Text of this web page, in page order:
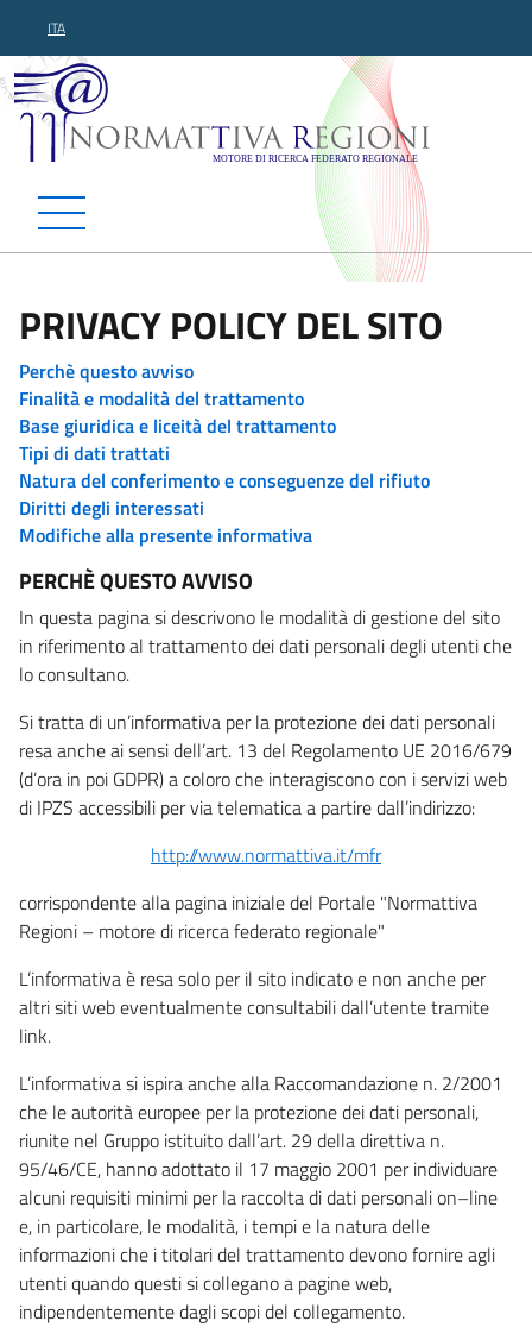
ITA
Normattiva Regioni -
PRIVACY POLICY DEL SITO
Perchè questo avviso
Finalità e modalità del trattamento
Base giuridica e liceità del trattamento
Tipi di dati trattati
Natura del conferimento e conseguenze del rifiuto
Diritti degli interessati
Modifiche alla presente informativa
PERCHÈ QUESTO AVVISO
In questa pagina si descrivono le modalità di gestione del sito
in riferimento al trattamento dei dati personali degli utenti che
lo consultano.
Si tratta di un’informativa per la protezione dei dati personali
resa anche ai sensi dell’art. 13 del Regolamento UE 2016/679
(d’ora in poi GDPR) a coloro che interagiscono con i servizi web
di IPZS accessibili per via telematica a partire dall’indirizzo:
http://www.normattiva.it/mfr
corrispondente alla pagina iniziale del Portale "Normattiva
Regioni – motore di ricerca federato regionale"
L’informativa è resa solo per il sito indicato e non anche per
altri siti web eventualmente consultabili dall’utente tramite
link.
L’informativa si ispira anche alla Raccomandazione n. 2/2001
che le autorità europee per la protezione dei dati personali,
riunite nel Gruppo istituito dall’art. 29 della direttiva n.
95/46/CE, hanno adottato il 17 maggio 2001 per individuare
alcuni requisiti minimi per la raccolta di dati personali on–line
e, in particolare, le modalità, i tempi e la natura delle
informazioni che i titolari del trattamento devono fornire agli
utenti quando questi si collegano a pagine web,
indipendentemente dagli scopi del collegamento.